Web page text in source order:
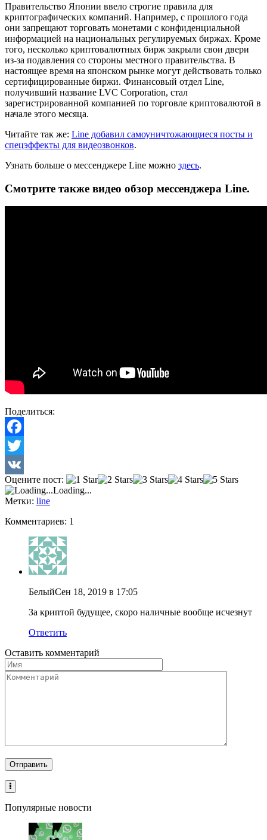
Правительство Японии ввело строгие правила для
криптографических компаний. Например, с прошлого года
они запрещают торговать монетами с конфиденциальной
информацией на национальных регулируемых биржах. Кроме
того, несколько криптовалютных бирж закрыли свои двери
из-за подавления со стороны местного правительства. В
настоящее время на японском рынке могут действовать только
сертифицированные биржи. Финансовый отдел Line,
получивший название LVC Corporation, стал
зарегистрированной компанией по торговле криптовалютой в
начале этого месяца.
Читайте так же: Line добавил самоуничтожающиеся посты и
спецэффекты для видеозвонков.
Узнать больше о мессенджере Line можно здесь.
Смотрите также видео обзор мессенджера Line.
Поделиться:
Facebook
Twitter
VK
Оцените пост:
Loading...
Метки: line
Комментариев: 1
БелыйСен 18, 2019 в 17:05
За криптой будущее, скоро наличные вообще исчезнут
Ответить
Оставить комментарий
Популярные новости